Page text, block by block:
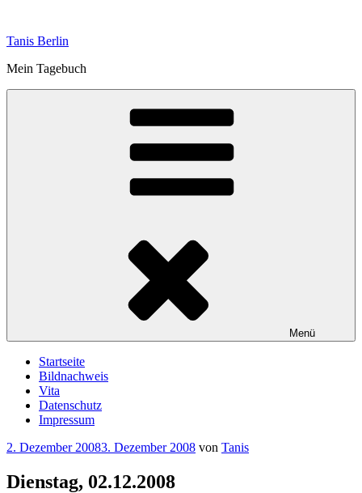
springen
Tanis Berlin
Mein Tagebuch
Menü
Startseite
Bildnachweis
Vita
Datenschutz
Impressum
Veröffentlicht
2. Dezember 20083. Dezember 2008 von Tanis
Dienstag, 02.12.2008